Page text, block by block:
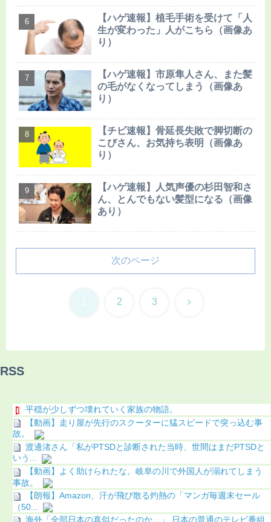
【ハゲ速報】植毛手術を受けて「人
生が変わった」人がこちら（画像あ
り）
【ハゲ速報】市原隼人さん、また髪
の毛がなくなってしまう（画像あ
り）
【チビ速報】骨延長失敗で脚切断の
こびさん、お気持ち表明（画像あ
り）
【ハゲ速報】人気声優の杉田智和さ
ん、とんでもない髪型になる（画像
あり）
次のページ
2 3 次
RSS
平穏が少しずつ壊れていく家族の物語。
【動画】走り屋が先行のスクーターに猛スピードで突っ込む事
故。
渡邊渚さん「私がPTSDと診断された当時、世間はまだPTSDと
いう...
【動画】よく助けられたな。岐阜の川で外国人が溺れてしまう
事故。
【朗報】Amazon、汗が飛び散る灼熱の「マンガ毎週末セール
（50...
海外「全部日本の真似だったのか…」 日本の普通のテレビ番組